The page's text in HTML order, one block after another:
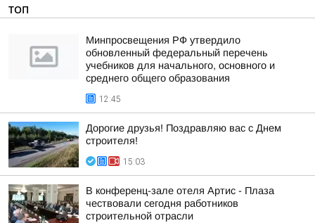
ТОП
Минпросвещения РФ утвердило
обновленный федеральный перечень
учебников для начального, основного и
среднего общего образования
12:45
Дорогие друзья! Поздравляю вас с Днем
строителя!
15:03
В конференц-зале отеля Артис - Плаза
чествовали сегодня работников
строительной отрасли